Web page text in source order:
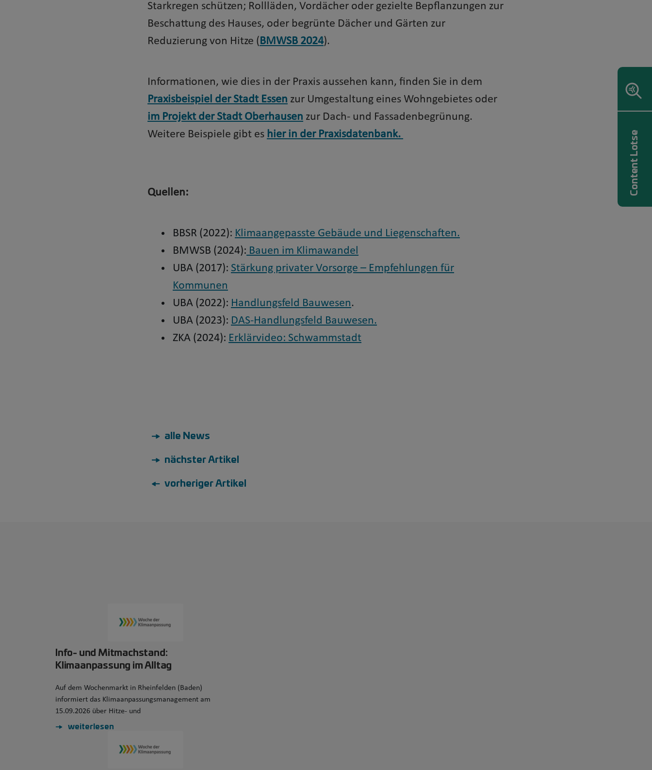
Starkregen schützen; Rollläden, Vordächer oder gezielte Bepflanzungen zur
Beschattung des Hauses, oder begrünte Dächer und Gärten zur
Reduzierung von Hitze (BMWSB 2024).
Informationen, wie dies in der Praxis aussehen kann, finden Sie in dem
Praxisbeispiel der Stadt Essen zur Umgestaltung eines Wohngebietes oder
im Projekt der Stadt Oberhausen zur Dach- und Fassadenbegrünung.
Weitere Beispiele gibt es hier in der Praxisdatenbank.
Quellen:
BBSR (2022): Klimaangepasste Gebäude und Liegenschaften.
BMWSB (2024): Bauen im Klimawandel
UBA (2017): Stärkung privater Vorsorge – Empfehlungen für
Kommunen
UBA (2022): Handlungsfeld Bauwesen.
UBA (2023): DAS-Handlungsfeld Bauwesen.
ZKA (2024): Erklärvideo: Schwammstadt
→ alle News
→ nächster Artikel
← vorheriger Artikel
Info- und Mitmachstand:
Klimaanpassung im Alltag
Auf dem Wochenmarkt in Rheinfelden (Baden)
informiert das Klimaanpassungsmanagement am
15.09.2026 über Hitze- und
weiterlesen
Content Lotse